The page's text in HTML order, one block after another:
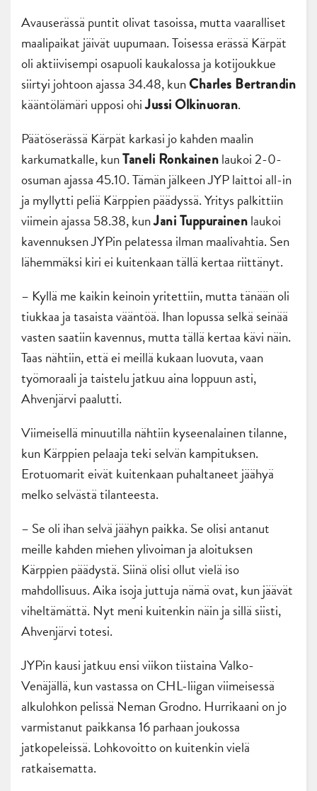
Avauserässä puntit olivat tasoissa, mutta vaaralliset
maalipaikat jäivät uupumaan. Toisessa erässä Kärpät
oli aktiivisempi osapuoli kaukalossa ja kotijoukkue
siirtyi johtoon ajassa 34.48, kunCharles Bertrandin
kääntölämäri upposi ohiJussi Olkinuoran.
Päätöserässä Kärpät karkasi jo kahden maalin
karkumatkalle, kunTaneli Ronkainenlaukoi 2-0-
osuman ajassa 45.10. Tämän jälkeen JYP laittoi all-in
ja myllytti peliä Kärppien päädyssä. Yritys palkittiin
viimein ajassa 58.38, kunJani Tuppurainenlaukoi
kavennuksen JYPin pelatessa ilman maalivahtia. Sen
lähemmäksi kiri ei kuitenkaan tällä kertaa riittänyt.
– Kyllä me kaikin keinoin yritettiin, mutta tänään oli
tiukkaa ja tasaista vääntöä. Ihan lopussa selkä seinää
vasten saatiin kavennus, mutta tällä kertaa kävi näin.
Taas nähtiin, että ei meillä kukaan luovuta, vaan
työmoraali ja taistelu jatkuu aina loppuun asti,
Ahvenjärvi paalutti.
Viimeisellä minuutilla nähtiin kyseenalainen tilanne,
kun Kärppien pelaaja teki selvän kampituksen.
Erotuomarit eivät kuitenkaan puhaltaneet jäähyä
melko selvästä tilanteesta.
– Se oli ihan selvä jäähyn paikka. Se olisi antanut
meille kahden miehen ylivoiman ja aloituksen
Kärppien päädystä. Siinä olisi ollut vielä iso
mahdollisuus. Aika isoja juttuja nämä ovat, kun jäävät
viheltämättä. Nyt meni kuitenkin näin ja sillä siisti,
Ahvenjärvi totesi.
JYPin kausi jatkuu ensi viikon tiistaina Valko-
Venäjällä, kun vastassa on CHL-liigan viimeisessä
alkulohkon pelissä Neman Grodno. Hurrikaani on jo
varmistanut paikkansa 16 parhaan joukossa
jatkopeleissä. Lohkovoitto on kuitenkin vielä
ratkaisematta.